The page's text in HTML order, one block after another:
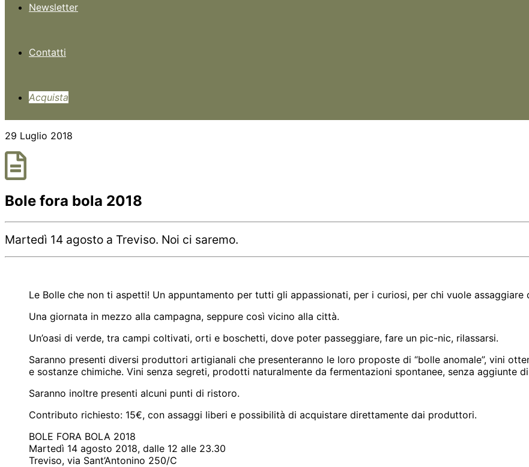
Newsletter
Contatti
Acquista
29 Luglio 2018
Bole fora bola 2018
Martedì 14 agosto a Treviso. Noi ci saremo.
Le Bolle che non ti aspetti! Un appuntamento per tutti gli appassionati, per i curiosi, per chi vuole
Una giornata in mezzo alla campagna, seppure così vicino alla città.
Un’oasi di verde, tra campi coltivati, orti e boschetti, dove poter passeggiare, fare un pic-nic, rilassarsi.
Saranno presenti diversi produttori artigianali che presenteranno le loro proposte di “bolle anomale”, vini
e sostanze chimiche. Vini senza segreti, prodotti naturalmente da fermentazioni spontanee, senza aggiunte
Saranno inoltre presenti alcuni punti di ristoro.
Contributo richiesto: 15€, con assaggi liberi e possibilità di acquistare direttamente dai produttori.
BOLE FORA BOLA 2018
Martedì 14 agosto 2018, dalle 12 alle 23.30
Treviso, via Sant’Antonino 250/C